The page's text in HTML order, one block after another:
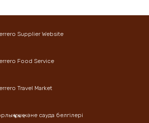
Supplier Website
Food Service
Travel Market
құқық және сауда белгілері